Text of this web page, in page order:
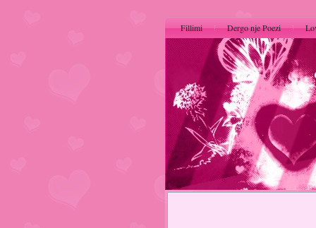
Fillimi Dergo nje Poezi